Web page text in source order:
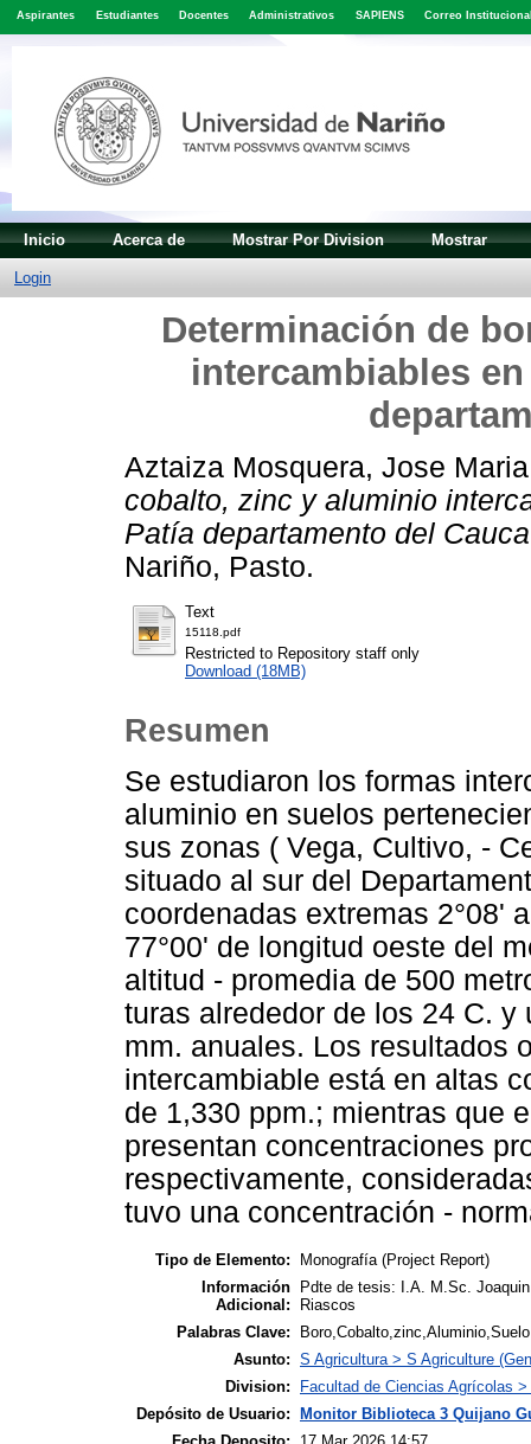
Aspirantes Estudiantes Docentes Administrativos SAPIENS Correo
Inicio Acerca de Mostrar Por Division Mostrar
Login
Determinación de
intercambiables
Aztaiza Mosquera, Jose Maria
cobalto, zinc y aluminio
Patía departamento del
Nariño, Pasto.
Text
15118.pdf
Restricted to Repository staff only
Download (18MB)
Resumen
Se estudiaron los formas
aluminio en suelos
sus zonas ( Vega, Cultivo, -
situado al sur del
coordenadas extremas 2°08'
77°00' de longitud oeste del
altitud - promedia de 500
turas alrededor de los 24 C.
mm. anuales. Los resultados
intercambiable está en altas
de 1,330 ppm.; mientras que
presentan concentraciones
respectivamente,
tuvo una concentración -
Tipo de Elemento:
Monografía (Project Report)
Información
Adicional:
Pdte de tesis: I.A. M.Sc.
Riascos
Palabras Clave:
Asunto: S Agricultura > S Agriculture
Division:
Facultad de Ciencias Agrícolas
Depósito de Usuario: Monitor Biblioteca 3 Quijano